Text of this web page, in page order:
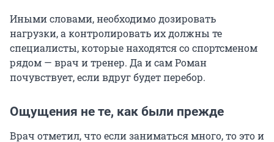
Иными словами, необходимо дозировать
нагрузки, а контролировать их должны те
специалисты, которые находятся со спортсменом
рядом — врач и тренер. Да и сам Роман
почувствует, если вдруг будет перебор.
Ощущения не те, как были прежде
Врач отметил, что если заниматься много, то это и